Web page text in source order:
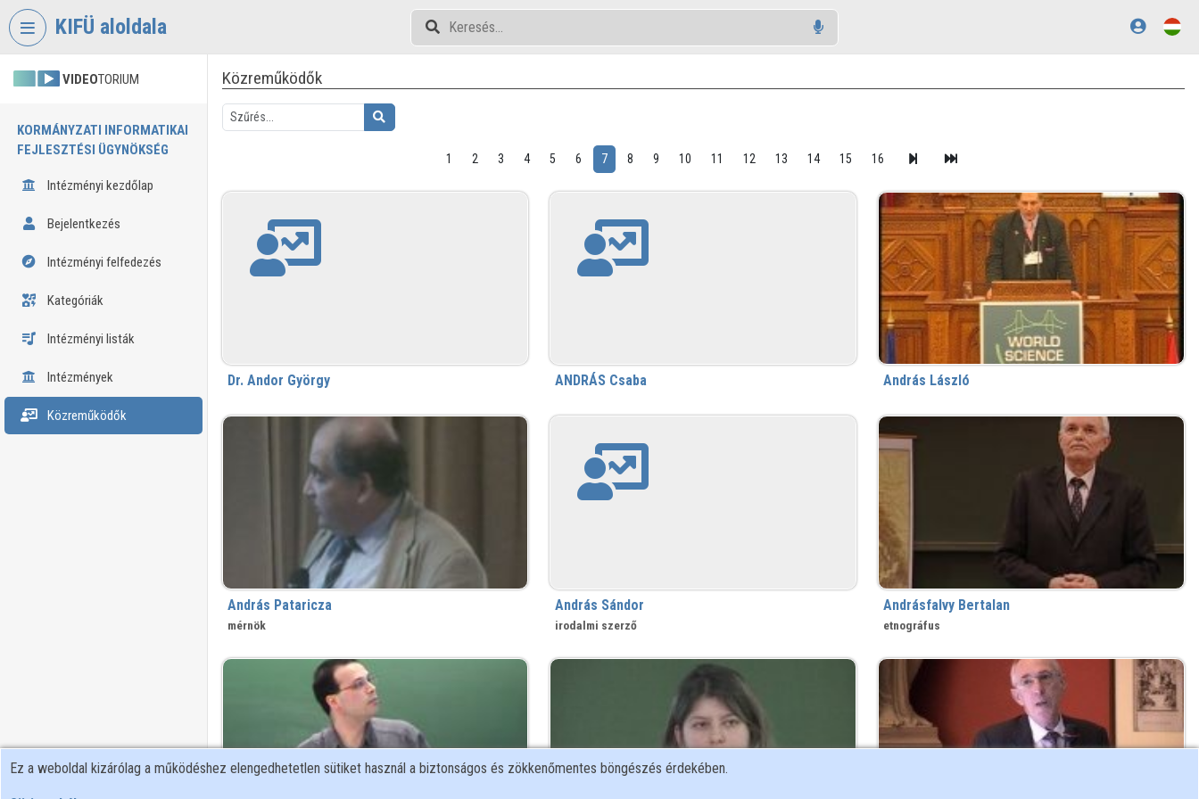
Fejléc kihagyása
KIFÜ aloldala
VIDEOTORIUM
KORMÁNYZATI INFORMATIKAI
FEJLESZTÉSI ÜGYNÖKSÉG
Intézményi kezdőlap
Bejelentkezés
Intézményi felfedezés
Kategóriák
Intézményi listák
Intézmények
Közreműködők
Közreműködők
1 2 3 4 5 6 7 8 9 10 11 12 13 14 15 16
Dr. Andor György ANDRÁS Csaba András László
András Pataricza
mérnök
András Sándor
irodalmi szerző
Andrásfalvy Bertalan
etnográfus
Ez a weboldal kizárólag a működéshez elengedhetetlen sütiket használ a biztonságos és zökkenőmentes böngészés érdekében.